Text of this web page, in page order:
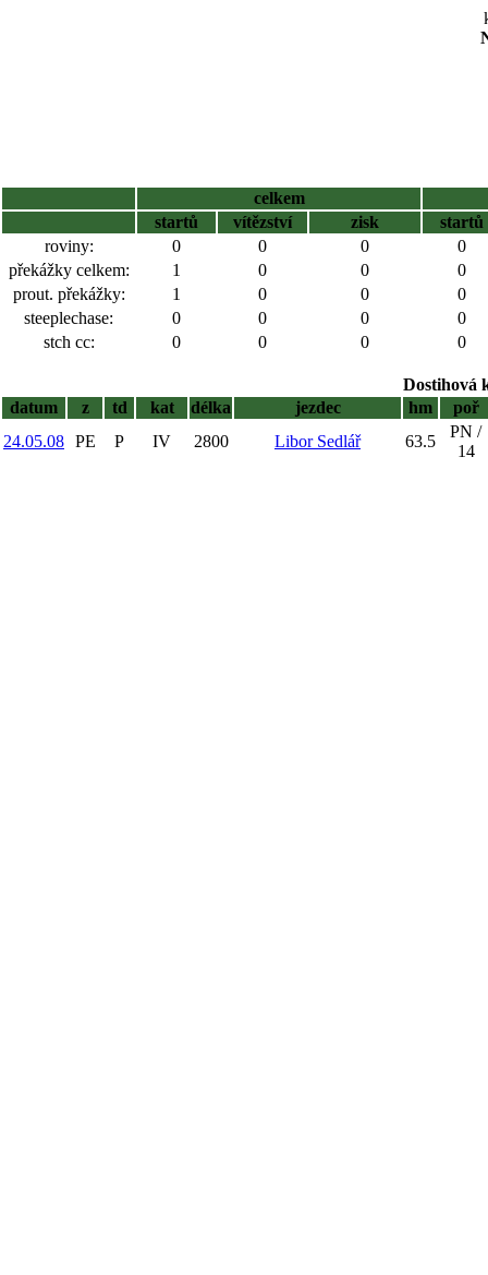
celkem
startů
vítězství zisk
startů
roviny:
0 0 0
0
překážky celkem:
1 0 0
0
prout. překážky:
1 0 0
0
steeplechase:
0 0 0
0
stch cc:
0 0 0 0
Dostihová
datum
z td kat délka jezdec hm
poř
24.05.08 PE P IV 2800 Libor Sedlář 63.5
PN /
14